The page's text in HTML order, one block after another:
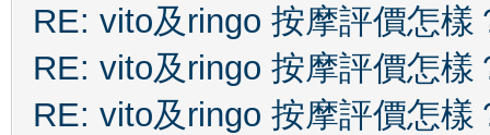
RE: vito及ringo 按摩評價怎樣
RE: vito及ringo 按摩評價怎樣
RE: vito及ringo 按摩評價怎樣